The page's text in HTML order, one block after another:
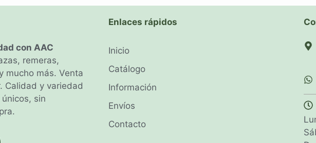
con AAC
remeras,
mucho más. Venta
Calidad y variedad
sin
Enlaces rápidos
Inicio
Catálogo
Información
Envíos
Contacto